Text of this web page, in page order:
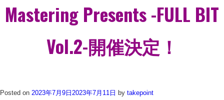
ACCESS
Mastering Presents -FULL BIT
Vol.2-開催決定！
Posted on 2023年7月9日 2023年7月11日 by takepoint